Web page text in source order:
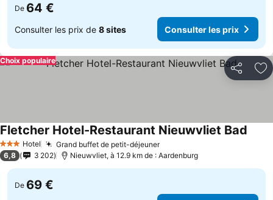
De 64 €
Consulter les prix de 8 sites Consulter les prix
Partager
Choix populaire
3 ÉtoilesHotel Grand buffet de petit-déjeuner
Fletcher Hotel-Restaurant Nieuwvliet Bad
6,8 3 202 Nieuwvliet, à 12.9 km de : Aardenburg
De 69 €